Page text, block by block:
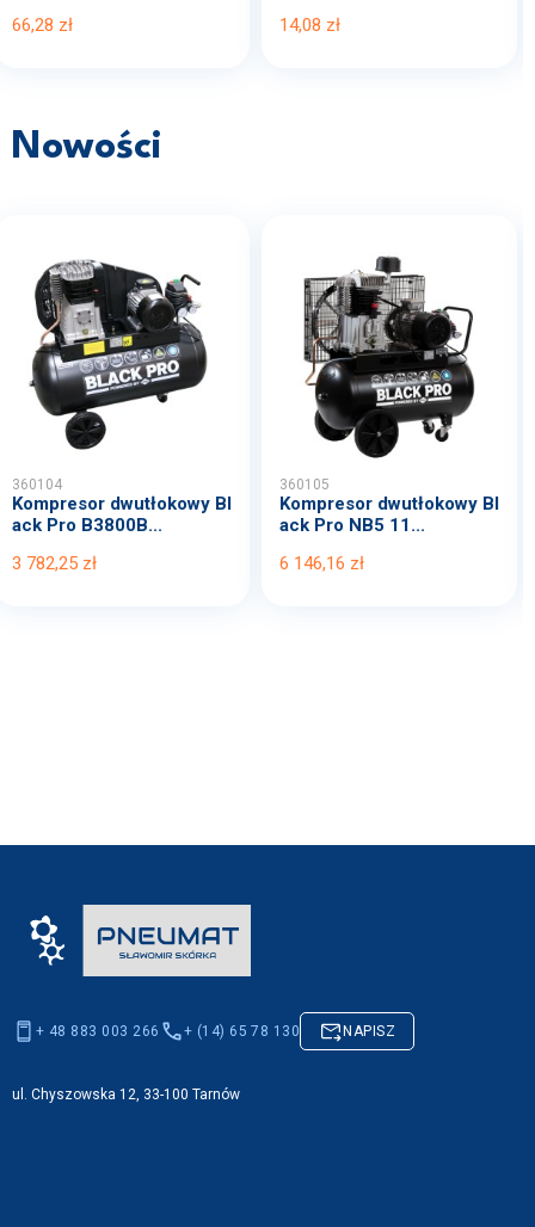
66,28 zł
14,08 zł
Nowości
360104
Kompresor dwutłokowy Bl
ack Pro B3800B...
3 782,25 zł
360105
Kompresor dwutłokowy Bl
ack Pro NB5 11...
6 146,16 zł
+ 48 883 003 266 + (14) 65 78 130 NAPISZ
ul. Chyszowska 12, 33-100 Tarnów